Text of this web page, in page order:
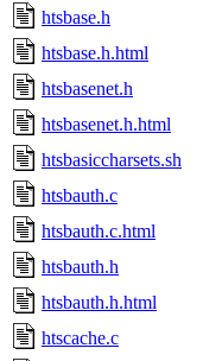
htsbase.h
htsbase.h.html
htsbasenet.h
htsbasenet.h.html
htsbasiccharsets.sh
htsbauth.c
htsbauth.c.html
htsbauth.h
htsbauth.h.html
htscache.c